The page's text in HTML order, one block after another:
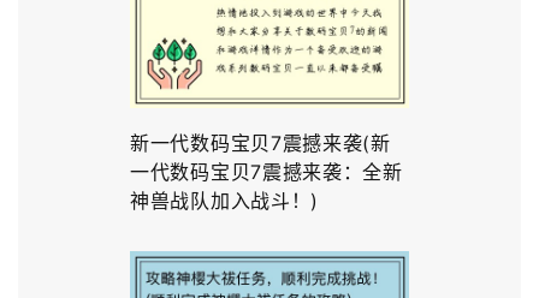
新一代数码宝贝7震撼来袭(新
一代数码宝贝7震撼来袭：全新
神兽战队加入战斗！)